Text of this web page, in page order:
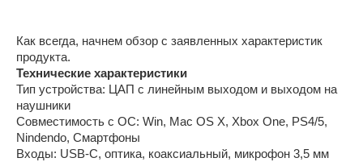
Как всегда, начнем обзор с заявленных характеристик
продукта.
Технические характеристики
Тип устройства: ЦАП с линейным выходом и выходом на
наушники
Совместимость с ОС: Win, Mac OS X, Xbox One, PS4/5,
Nindendo, Смартфоны
Входы: USB-C, оптика, коаксиальный, микрофон 3,5 мм